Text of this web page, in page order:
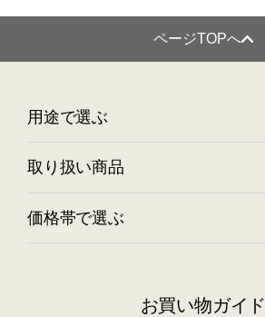
ページTOPへ
用途で選ぶ
取り扱い商品
価格帯で選ぶ
お買い物ガイド